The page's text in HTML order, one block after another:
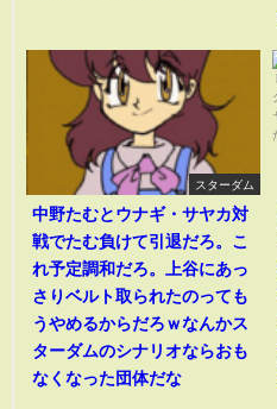
スターダム
中野たむとウナギ・サヤカ対
戦でたむ負けて引退だろ。こ
れ予定調和だろ。上谷にあっ
さりベルト取られたのっても
うやめるからだろｗなんかス
ターダムのシナリオならおも
なくなった団体だな